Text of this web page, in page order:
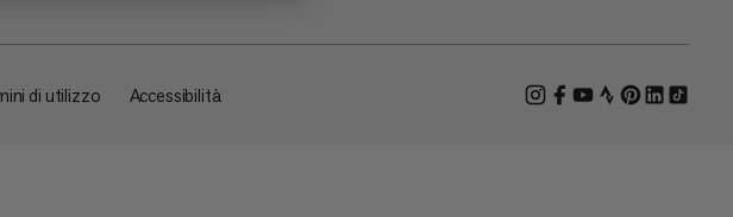
di utilizzo Accessibilità